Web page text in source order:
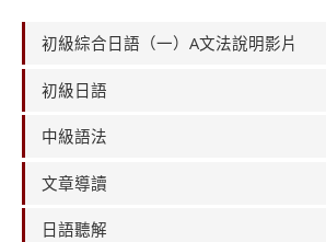
初級綜合日語（一）A文法說明影片
初級日語
中級語法
文章導讀
日語聽解